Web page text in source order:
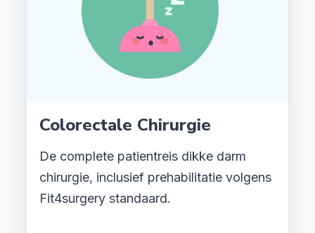
Colorectale Chirurgie
De complete patientreis dikke darm
chirurgie, inclusief prehabilitatie volgens
Fit4surgery standaard.